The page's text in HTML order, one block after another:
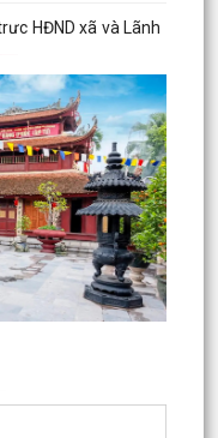
HĐND xã và Lãnh
8/2026 đến ngày